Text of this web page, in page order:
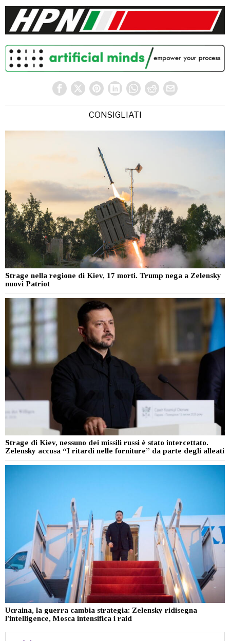
CONSIGLIATI
Strage nella regione di Kiev, 17 morti. Trump nega a Zelensky
nuovi Patriot
Strage di Kiev, nessuno dei missili russi è stato intercettato.
Zelensky accusa “I ritardi nelle forniture” da parte degli alleati
Ucraina, la guerra cambia strategia: Zelensky ridisegna
l’intelligence, Mosca intensifica i raid